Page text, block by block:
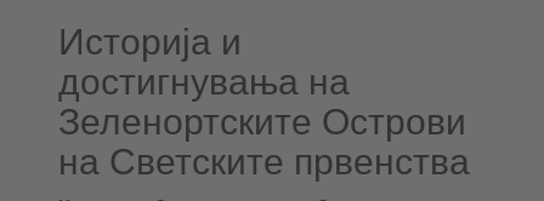
Историја и
достигнувања на
Зеленортските Острови
на Светските првенства